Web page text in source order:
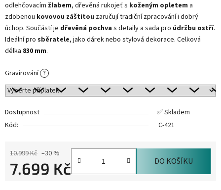
odlehčovacím žlabem, dřevěná rukojeť s koženým opletem a
zdobenou kovovou záštitou zaručují tradiční zpracování i dobrý
úchop. Součástí je dřevěná pochva s detaily a sada pro údržbu ostří.
Ideální pro sběratele, jako dárek nebo stylová dekorace. Celková
délka 830 mm.
Gravírování ?
Dostupnost
✅ Skladem
Kód:
C-421
10.999 Kč –30 %
7.699 Kč DO KOŠÍKU